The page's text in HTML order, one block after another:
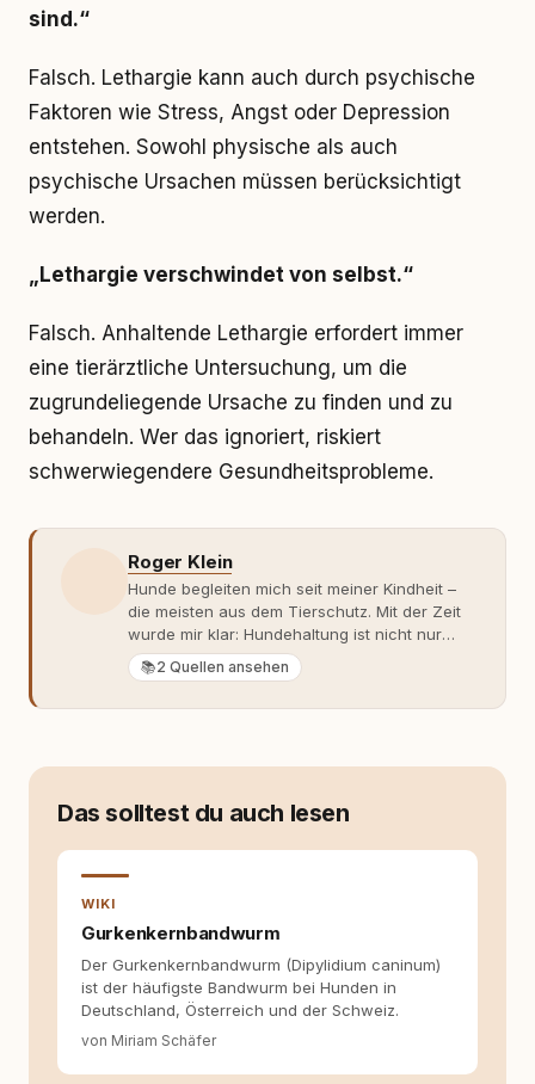
sind.“
Falsch. Lethargie kann auch durch psychische
Faktoren wie Stress, Angst oder Depression
entstehen. Sowohl physische als auch
psychische Ursachen müssen berücksichtigt
werden.
„Lethargie verschwindet von selbst.“
Falsch. Anhaltende Lethargie erfordert immer
eine tierärztliche Untersuchung, um die
zugrundeliegende Ursache zu finden und zu
behandeln. Wer das ignoriert, riskiert
schwerwiegendere Gesundheitsprobleme.
Roger Klein
Hunde begleiten mich seit meiner Kindheit –
die meisten aus dem Tierschutz. Mit der Zeit
wurde mir klar: Hundehaltung ist nicht nur
Gefühl, sondern Verantwortung und
Fachwissen. Der Wendepunkt kam mit meinem
moderner Hundeerziehung
entsteht echte Bindung dort, wo Verständnis
Wissens- und Serviceportal für
und der Schweiz. Meine Überzeugung:
Hund versteht, trifft bessere Entscheidungen –
für ein Zusammenleben, das beiden guttut.
📚2 Quellen ansehen
Das solltest du auch lesen
WIKI
Gurkenkernbandwurm
Der Gurkenkernbandwurm (Dipylidium caninum)
ist der häufigste Bandwurm bei Hunden in
Deutschland, Österreich und der Schweiz.
von Miriam Schäfer